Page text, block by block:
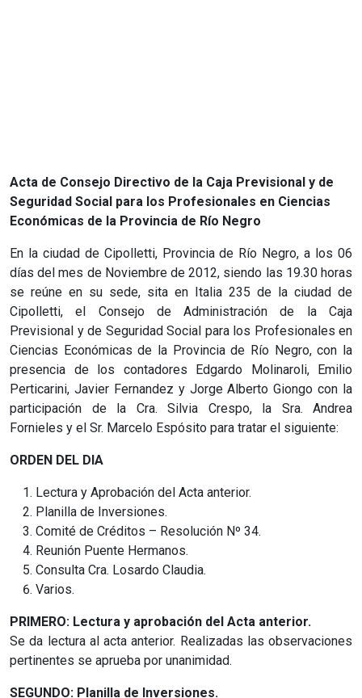
Acta de Consejo Directivo de la Caja Previsional y de
Seguridad Social para los Profesionales en Ciencias
Económicas de la Provincia de Río Negro
En la ciudad de Cipolletti, Provincia de Río Negro, a los 06
días del mes de Noviembre de 2012, siendo las 19.30 horas
se reúne en su sede, sita en Italia 235 de la ciudad de
Cipolletti, el Consejo de Administración de la Caja
Previsional y de Seguridad Social para los Profesionales en
Ciencias Económicas de la Provincia de Río Negro, con la
presencia de los contadores Edgardo Molinaroli, Emilio
Perticarini, Javier Fernandez y Jorge Alberto Giongo con la
participación de la Cra. Silvia Crespo, la Sra. Andrea
Fornieles y el Sr. Marcelo Espósito para tratar el siguiente:
ORDEN DEL DIA
Lectura y Aprobación del Acta anterior.
Planilla de Inversiones.
Comité de Créditos – Resolución Nº 34.
Reunión Puente Hermanos.
Consulta Cra. Losardo Claudia.
Varios.
PRIMERO: Lectura y aprobación del Acta anterior.
Se da lectura al acta anterior. Realizadas las observaciones
pertinentes se aprueba por unanimidad.
SEGUNDO: Planilla de Inversiones.